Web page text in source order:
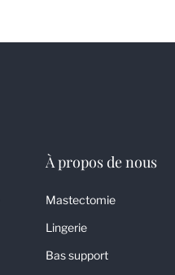
À propos de nous
Mastectomie
Lingerie
Bas support